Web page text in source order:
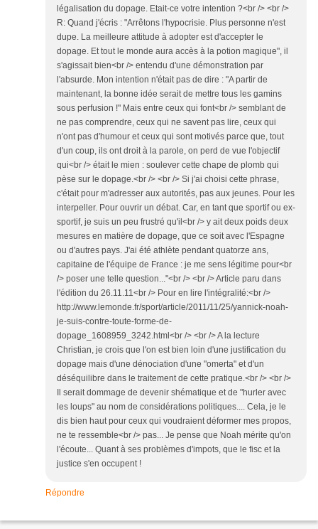
légalisation du dopage. Etait-ce votre intention ?<br /> <br />
R: Quand j'écris : "Arrêtons l'hypocrisie. Plus personne n'est
dupe. La meilleure attitude à adopter est d'accepter le
dopage. Et tout le monde aura accès à la potion magique", il
s'agissait bien<br /> entendu d'une démonstration par
l'absurde. Mon intention n'était pas de dire : "A partir de
maintenant, la bonne idée serait de mettre tous les gamins
sous perfusion !" Mais entre ceux qui font<br /> semblant de
ne pas comprendre, ceux qui ne savent pas lire, ceux qui
n'ont pas d'humour et ceux qui sont motivés parce que, tout
d'un coup, ils ont droit à la parole, on perd de vue l'objectif
qui<br /> était le mien : soulever cette chape de plomb qui
pèse sur le dopage.<br /> <br /> Si j'ai choisi cette phrase,
c'était pour m'adresser aux autorités, pas aux jeunes. Pour les
interpeller. Pour ouvrir un débat. Car, en tant que sportif ou ex-
sportif, je suis un peu frustré qu'il<br /> y ait deux poids deux
mesures en matière de dopage, que ce soit avec l'Espagne
ou d'autres pays. J'ai été athlète pendant quatorze ans,
capitaine de l'équipe de France : je me sens légitime pour<br
/> poser une telle question..."<br /> <br /> Article paru dans
l'édition du 26.11.11<br /> Pour en lire l'intégralité:<br />
http://www.lemonde.fr/sport/article/2011/11/25/yannick-noah-
je-suis-contre-toute-forme-de-
dopage_1608959_3242.html<br /> <br /> A la lecture
Christian, je crois que l'on est bien loin d'une justification du
dopage mais d'une dénociation d'une "omerta" et d'un
déséquilibre dans le traitement de cette pratique.<br /> <br />
Il serait dommage de devenir shématique et de "hurler avec
les loups" au nom de considérations politiques.... Cela, je le
dis bien haut pour ceux qui voudraient déformer mes propos,
ne te ressemble<br /> pas... Je pense que Noah mérite qu'on
l'écoute... Quant à ses problèmes d'impots, que le fisc et la
justice s'en occupent !
Répondre